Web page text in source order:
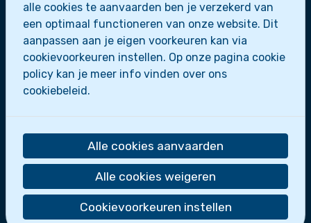
Zeescouts Sint-Leo
Zeepaardjes
Zeewolfjes
Zeerobben
Dolfijnen
Scheepsmakkers
Zeeverkenners
Bootslui
De zeescouts maken deel uit vanScoutsgroep
alle cookies te aanvaarden ben je verzekerd van
een optimaal functioneren van onze website. Dit
aanpassen aan je eigen voorkeuren kan via
cookievoorkeuren instellen. Op onze pagina cookie
policy kan je meer info vinden over ons
cookiebeleid.
Alle cookies aanvaarden
Alle cookies weigeren
Cookievoorkeuren instellen